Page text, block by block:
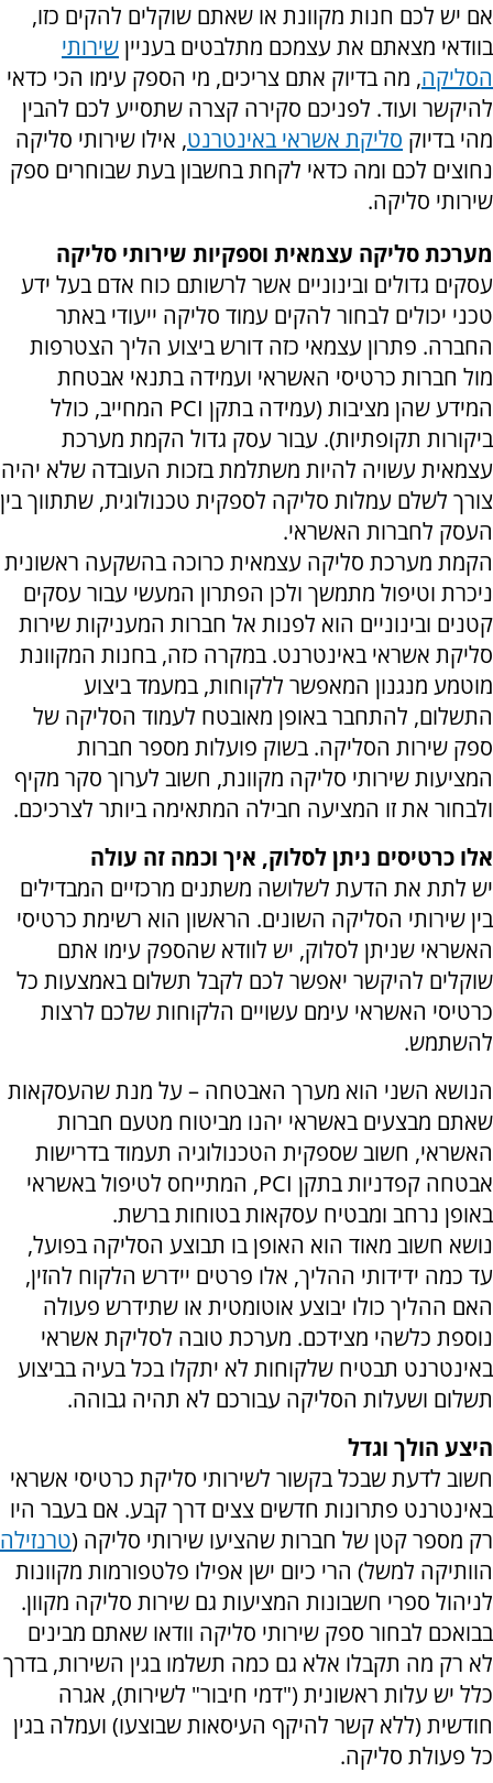
אם יש לכם חנות מקוונת או שאתם שוקלים להקים כזו,
בוודאי מצאתם את עצמכם מתלבטים בעניין שירותי
הסליקה, מה בדיוק אתם צריכים, מי הספק עימו הכי כדאי
להיקשר ועוד. לפניכם סקירה קצרה שתסייע לכם להבין
מהי בדיוק סליקת אשראי באינטרנט, אילו שירותי סליקה
נחוצים לכם ומה כדאי לקחת בחשבון בעת שבוחרים ספק
שירותי סליקה.
מערכת סליקה עצמאית וספקיות שירותי סליקה
עסקים גדולים ובינוניים אשר לרשותם כוח אדם בעל ידע
טכני יכולים לבחור להקים עמוד סליקה ייעודי באתר
החברה. פתרון עצמאי כזה דורש ביצוע הליך הצטרפות
מול חברות כרטיסי האשראי ועמידה בתנאי אבטחת
המידע שהן מציבות (עמידה בתקן PCI המחייב, כולל
ביקורות תקופתיות). עבור עסק גדול הקמת מערכת
עצמאית עשויה להיות משתלמת בזכות העובדה שלא יהיה
צורך לשלם עמלות סליקה לספקית טכנולוגית, שתתווך בין
העסק לחברות האשראי.
הקמת מערכת סליקה עצמאית כרוכה בהשקעה ראשונית
ניכרת וטיפול מתמשך ולכן הפתרון המעשי עבור עסקים
קטנים ובינוניים הוא לפנות אל חברות המעניקות שירות
סליקת אשראי באינטרנט. במקרה כזה, בחנות המקוונת
מוטמע מנגנון המאפשר ללקוחות, במעמד ביצוע
התשלום, להתחבר באופן מאובטח לעמוד הסליקה של
ספק שירות הסליקה. בשוק פועלות מספר חברות
המציעות שירותי סליקה מקוונת, חשוב לערוך סקר מקיף
ולבחור את זו המציעה חבילה המתאימה ביותר לצרכיכם.
אלו כרטיסים ניתן לסלוק, איך וכמה זה עולה
יש לתת את הדעת לשלושה משתנים מרכזיים המבדילים
בין שירותי הסליקה השונים. הראשון הוא רשימת כרטיסי
האשראי שניתן לסלוק, יש לוודא שהספק עימו אתם
שוקלים להיקשר יאפשר לכם לקבל תשלום באמצעות כל
כרטיסי האשראי עימם עשויים הלקוחות שלכם לרצות
להשתמש.
הנושא השני הוא מערך האבטחה – על מנת שהעסקאות
שאתם מבצעים באשראי יהנו מביטוח מטעם חברות
האשראי, חשוב שספקית הטכנולוגיה תעמוד בדרישות
אבטחה קפדניות בתקן PCI, המתייחס לטיפול באשראי
באופן נרחב ומבטיח עסקאות בטוחות ברשת.
נושא חשוב מאוד הוא האופן בו תבוצע הסליקה בפועל,
עד כמה ידידותי ההליך, אלו פרטים יידרש הלקוח להזין,
האם ההליך כולו יבוצע אוטומטית או שתידרש פעולה
נוספת כלשהי מצידכם. מערכת טובה לסליקת אשראי
באינטרנט תבטיח שלקוחות לא יתקלו בכל בעיה בביצוע
תשלום ושעלות הסליקה עבורכם לא תהיה גבוהה.
היצע הולך וגדל
חשוב לדעת שבכל בקשור לשירותי סליקת כרטיסי אשראי
באינטרנט פתרונות חדשים צצים דרך קבע. אם בעבר היו
רק מספר קטן של חברות שהציעו שירותי סליקה (טרנזילה
הוותיקה למשל) הרי כיום ישן אפילו פלטפורמות מקוונות
לניהול ספרי חשבונות המציעות גם שירות סליקה מקוון.
בבואכם לבחור ספק שירותי סליקה וודאו שאתם מבינים
לא רק מה תקבלו אלא גם כמה תשלמו בגין השירות, בדרך
כלל יש עלות ראשונית ("דמי חיבור" לשירות), אגרה
חודשית (ללא קשר להיקף העיסאות שבוצעו) ועמלה בגין
כל פעולת סליקה.